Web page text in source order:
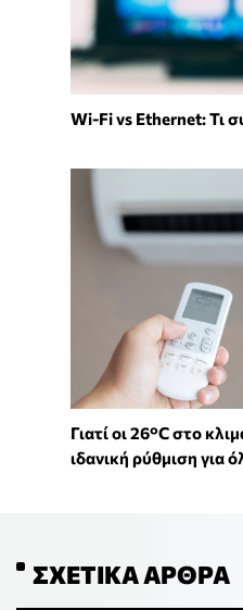
Wi-Fi vs Ethernet: Τι
Γιατί οι 26°C στο
ιδανική ρύθμιση για
ΣΧΕΤΙΚΆ ΆΡΘΡΑ